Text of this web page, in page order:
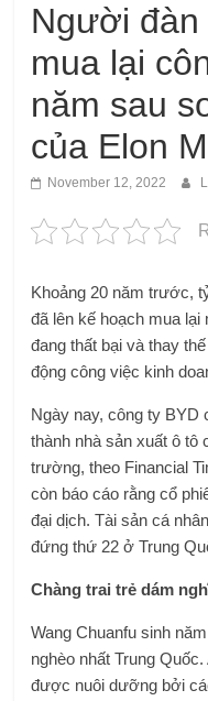
Người đàn
mua lại
năm sau
của Elon
November 12, 2022
Khoảng 20 năm trước,
đã lên kế hoạch mua lại
đang thất bại và thay
động công việc kinh
Ngày nay, công ty BYD
thành nhà sản xuất ô tô
trường, theo Financial
còn báo cáo rằng cổ
đại dịch. Tài sản cá
đứng thứ 22 ở Trung
Chàng trai trẻ dám
Wang Chuanfu sinh
nghèo nhất Trung
được nuôi dưỡng bởi